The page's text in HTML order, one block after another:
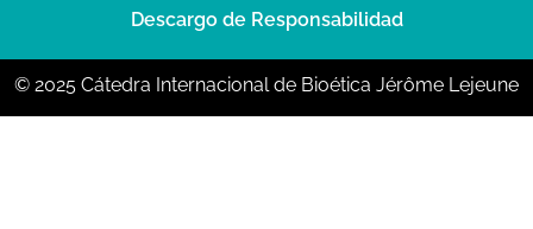
Descargo de Responsabilidad
© 2025 Cátedra Internacional de Bioética Jérôme Lejeune